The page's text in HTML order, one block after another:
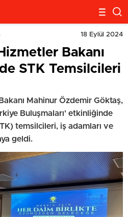
18 Eylül 2024
Bakanı
STK Temsilcileri
Mahinur Özdemir Göktaş,
Buluşmaları' etkinliğinde
temsilcileri, iş adamları ve
geldi.